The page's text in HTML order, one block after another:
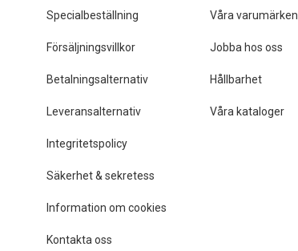
Specialbeställning
Försäljningsvillkor
Betalningsalternativ
Leveransalternativ
Integritetspolicy
Säkerhet & sekretess
Information om cookies
Kontakta oss
Våra varumärken
Jobba hos oss
Hållbarhet
Våra kataloger